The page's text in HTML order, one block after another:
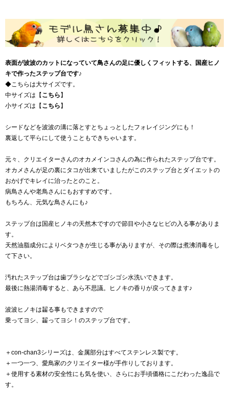
表面が波波のカットになっていて鳥さんの足に優しくフィットする、国産ヒノ
キで作ったステップ台です♪
◆こちらは大サイズです。
中サイズは【 こちら 】
小サイズは【 こちら 】
シードなどを波波の溝に落とすとちょっとしたフォレイジングにも！
裏返して平らにして使うこともできちゃいます。
元々、クリエイターさんのオカメインコさんの為に作られたステップ台です。
オカメさんが足の裏にタコが出来ていましたがこのステップ台とダイエットの
おかげでキレイに治ったとのこと。
病鳥さんや老鳥さんにもおすすめです。
もちろん、元気な鳥さんにも♪
ステップ台は国産ヒノキの天然木ですので節目や小さなヒビの入る事がありま
す。
天然油脂成分によりベタつきが生じる事がありますが、その際は煮沸消毒をし
て下さい。
汚れたステップ台は歯ブラシなどでゴシゴシ水洗いできます。
最後に熱湯消毒すると、あら不思議。ヒノキの香りが戻ってきます♪
波波ヒノキは齧る事もできますので
乗ってヨシ、齧ってヨシ！のステップ台です。
＋con-chan3シリーズは、金属部分はすべてステンレス製です。
＋一つ一つ、愛鳥家のクリエイター様が手作りしております。
＋使用する素材の安全性にも気を使い、さらにお手頃価格にこだわった逸品で
す。